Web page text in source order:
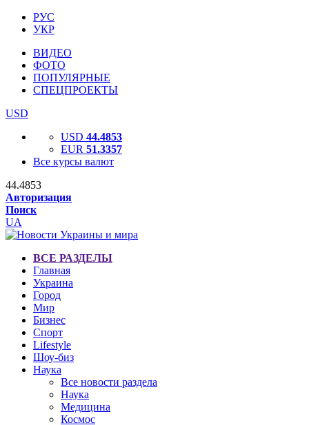
РУС
УКР
ВИДЕО
ФОТО
ПОПУЛЯРНЫЕ
СПЕЦПРОЕКТЫ
USD
USD 44.4853
EUR 51.3357
Все курсы валют
44.4853
Авторизация
Поиск
UA
ВСЕ РАЗДЕЛЫ
Главная
Украина
Город
Мир
Бизнес
Спорт
Lifestyle
Шоу-биз
Наука
Все новости раздела
Наука
Медицина
Космос